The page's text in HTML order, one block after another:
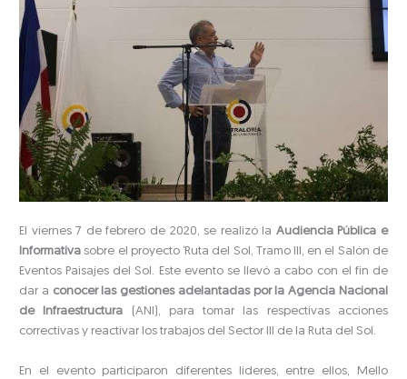
El viernes 7 de febrero de 2020, se realizó la Audiencia Pública e
Informativa sobre el proyecto ‘Ruta del Sol, Tramo III, en el Salón de
Eventos Paisajes del Sol. Este evento se llevó a cabo con el fin de
dar a conocer las gestiones adelantadas por la Agencia Nacional
de Infraestructura (ANI), para tomar las respectivas acciones
correctivas y reactivar los trabajos del Sector III de la Ruta del Sol.
En el evento participaron diferentes líderes, entre ellos, Mello